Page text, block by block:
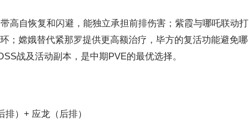
高自恢复和闪避，能独立承担前排伤害；紫霞与哪吒联动打
；嫦娥替代紧那罗提供更高额治疗，毕方的复活功能避免哪
战及活动副本，是中期PVE的最优选择。
）+ 应龙（后排）